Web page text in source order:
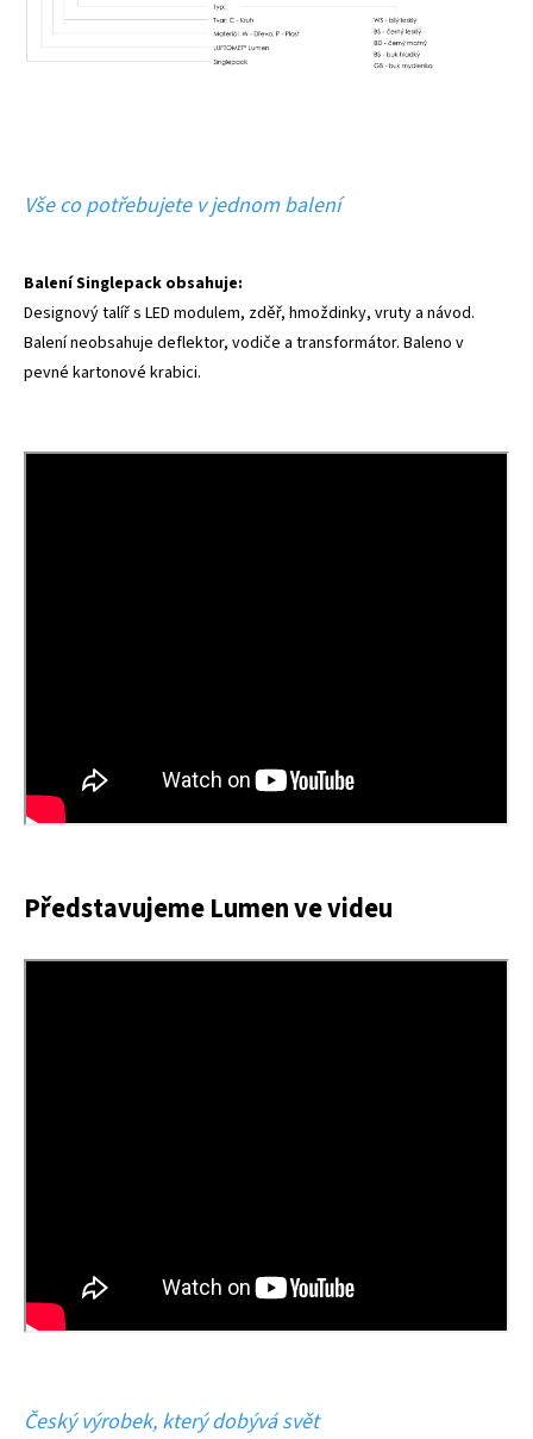
Vše co potřebujete v jednom balení
Balení Singlepack obsahuje:
Designový talíř s LED modulem, zděř, hmoždinky, vruty a návod.
Balení neobsahuje deflektor, vodiče a transformátor. Baleno v
pevné kartonové krabici.
Představujeme Lumen ve videu
Český výrobek, který dobývá svět